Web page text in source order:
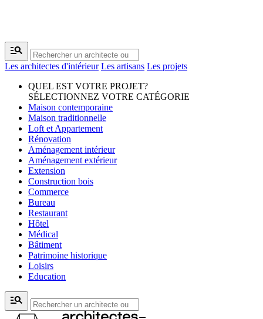
manage_search
Les architectes d'intérieur Les artisans Les projets
QUEL EST VOTRE PROJET?
SÉLECTIONNEZ VOTRE CATÉGORIE
Maison contemporaine
Maison traditionnelle
Loft et Appartement
Rénovation
Aménagement intérieur
Aménagement extérieur
Extension
Construction bois
Commerce
Bureau
Restaurant
Hôtel
Médical
Bâtiment
Patrimoine historique
Loisirs
Education
manage_search